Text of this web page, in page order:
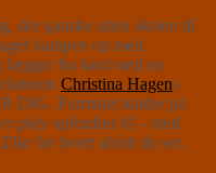
der ganske uden skelen til
kampen op med
lægger fra land med en
Christina Hagens
DIG. Formatet kalder på
play opfordrer til – med
for hvert afsnit du ser.